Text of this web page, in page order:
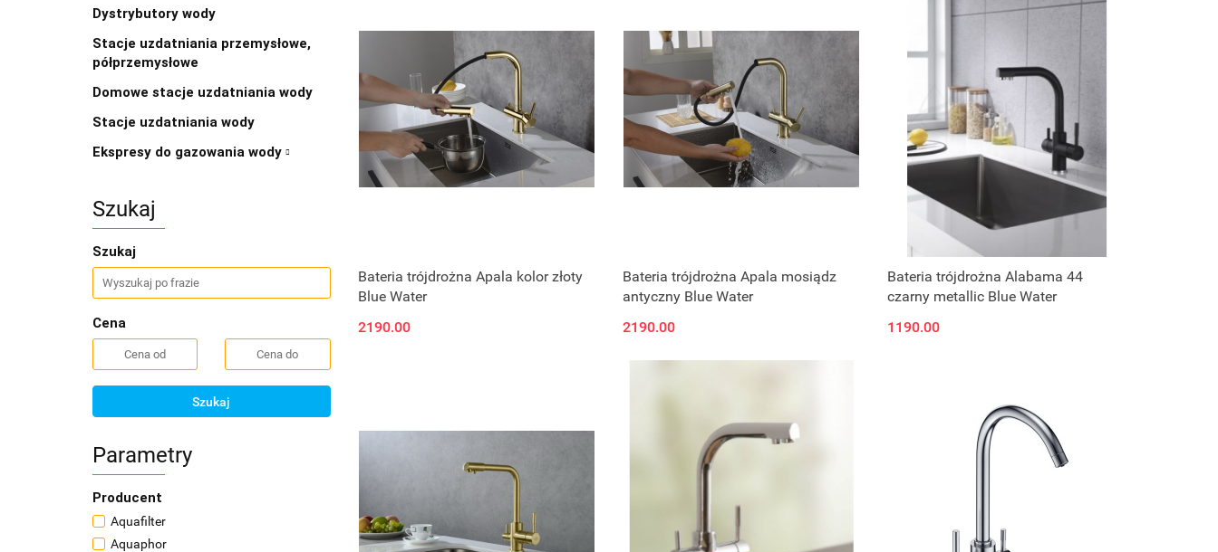
Dystrybutory wody
Stacje uzdatniania przemysłowe,
półprzemysłowe
Domowe stacje uzdatniania wody
Stacje uzdatniania wody
Ekspresy do gazowania wody
Szukaj
Szukaj
Cena
Szukaj
Parametry
Producent
Aquafilter
Aquaphor
Zapytaj o cenę
Bateria trójdrożna Apala kolor złoty
Blue Water
2190.00
Zapytaj o cenę
Bateria trójdrożna Apala mosiądz
antyczny Blue Water
2190.00
Zapytaj o cenę
Bateria trójdrożna Alabama 44
czarny metallic Blue Water
1190.00